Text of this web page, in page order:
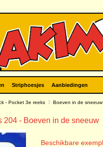
Striphoesjes Aanbiedingen
- Pocket 3e reeks Boeven in de sneeuw
204 - Boeven in de sneeuw
Beschikbare